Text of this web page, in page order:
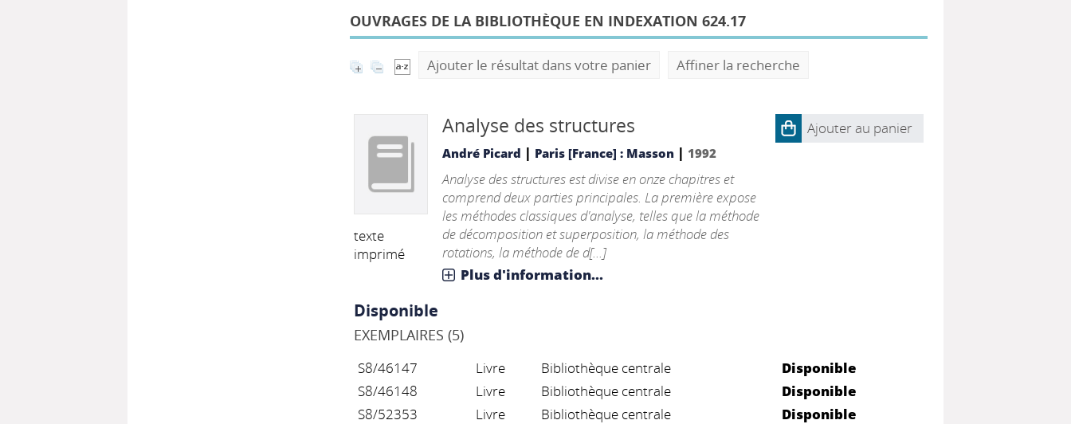
OUVRAGES DE LA BIBLIOTHÈQUE EN INDEXATION 624.17
Ajouter le résultat dans votre panier Affiner la recherche
texte
imprimé
Analyse des structures
André Picard | Paris [France] : Masson | 1992
Analyse des structures est divise en onze chapitres et
comprend deux parties principales. La première expose
les méthodes classiques d'analyse, telles que la méthode
de décomposition et superposition, la méthode des
rotations, la méthode de d[...]
Plus d'information...
Ajouter au panier
Disponible
EXEMPLAIRES (5)
S8/46147 Livre Bibliothèque centrale
Disponible
S8/46148
Livre Bibliothèque centrale
Disponible
S8/52353
Livre Bibliothèque centrale
Disponible